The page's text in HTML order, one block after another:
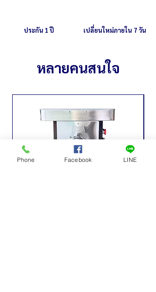
ประกัน 1 ปี เปลี่ยนใหม่ภายใน 7 วัน
หลายคนสนใจ
Phone Facebook LINE